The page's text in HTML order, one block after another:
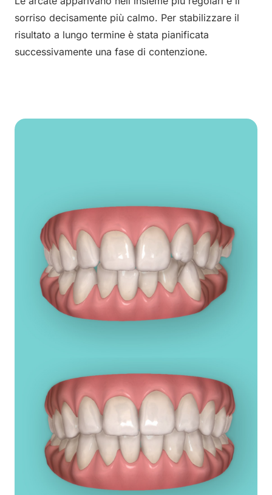
sorriso decisamente più calmo. Per stabilizzare il
risultato a lungo termine è stata pianificata
successivamente una fase di contenzione.